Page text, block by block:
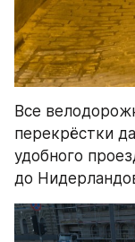
Все
перекрёстки
удобного
до